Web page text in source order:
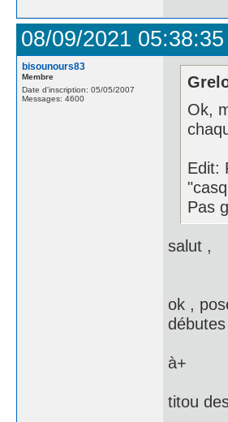
08/09/2021 05:38:35
bisounours83
Membre
Date d'inscription: 05/05/2007
Messages: 4600
Ok,
Edit:
Pas
salut ,
ok ,
à+
titou